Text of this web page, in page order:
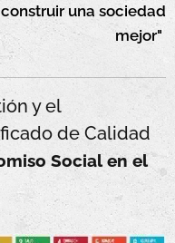
una sociedad
mejor"
y el
de Calidad
Social en el